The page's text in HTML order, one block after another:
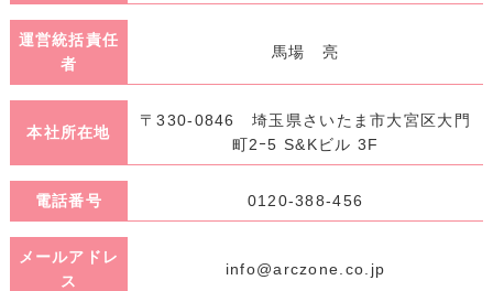
運営統括責任
者
馬場 亮
本社所在地
〒330-0846 埼玉県さいたま市大宮区大門
町2ｰ5 S&Kビル 3F
電話番号 0120-388-456
メールアドレ
ス
info@arczone.co.jp